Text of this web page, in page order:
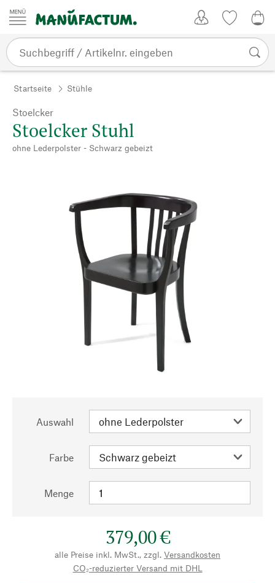
Zum Inhalt springen
Startseite Stühle
Stoelcker
Stoelcker Stuhl
ohne Lederpolster - Schwarz gebeizt
Auswahl
Farbe
Menge
379,00 €
alle Preise inkl. MwSt., zzgl. Versandkosten
CO₂-reduzierter Versand mit DHL